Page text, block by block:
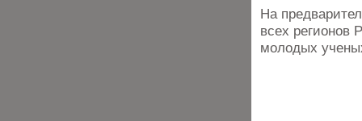
На
всех регионов
молодых